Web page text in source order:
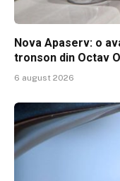
Nova Apaserv: o
tronson din Octav
6 august 2026